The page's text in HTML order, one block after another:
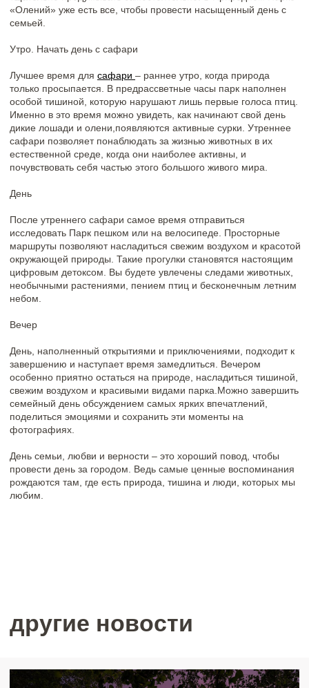
День, наполненный открытиями и приключениями, подходит к
завершению и наступает время замедлиться. Вечером
особенно приятно остаться на природе, насладиться тишиной,
поделиться эмоциями и сохранить эти моменты на
День семьи, любви и верности – это хороший повод, чтобы
провести день за городом. Ведь самые ценные воспоминания
рождаются там, где есть природа, тишина и люди, которых мы
Рассвет в Природном Парке «Олений»
май 2026
другие новости